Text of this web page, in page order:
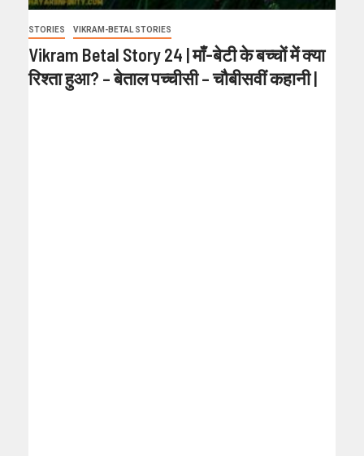
STORIES VIKRAM-BETAL STORIES
Vikram Betal Story 24 | माँ-बेटी के बच्चों में क्या
रिश्ता हुआ? – बेताल पच्चीसी – चौबीसवीं कहानी |